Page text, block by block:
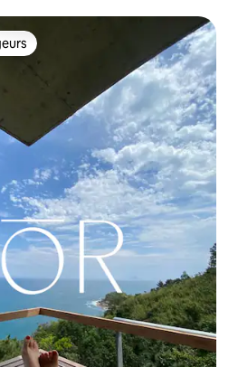
parmi les plus aimés